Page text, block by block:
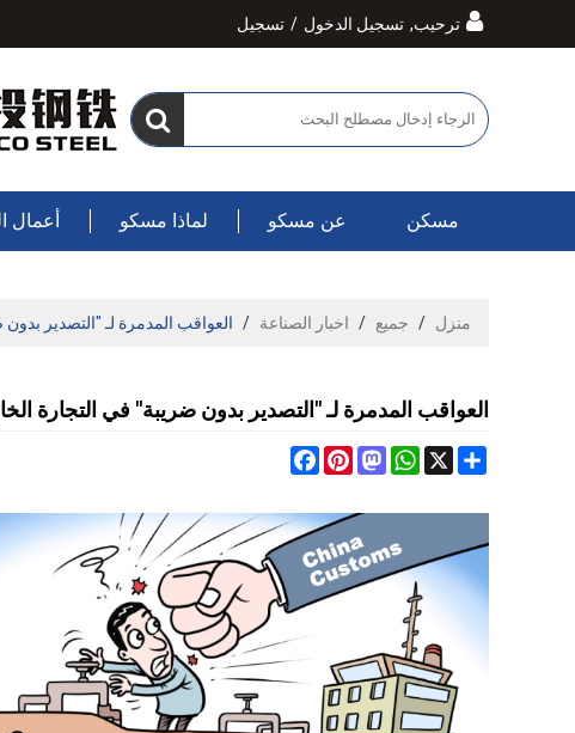
ترحيب, تسجيل الدخول / تسجيل
مسكن عن مسكو لماذا مسكو أعمال
منزل / جميع / اخبار الصناعة / العواقب المدمرة لـ "التصدير
العواقب المدمرة لـ "التصدير بدون ضريبة" في التجارة
Share
FacebookPinterest
Mastodon
WhatsApp X